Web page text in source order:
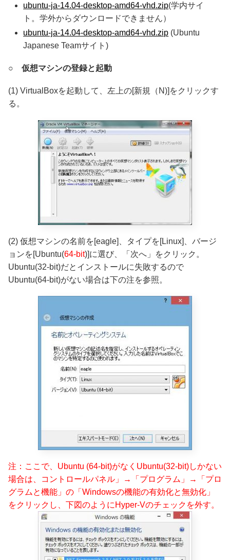
ubuntu-ja-14.04-desktop-amd64-vhd.zip(学内サイ
ト。学外からダウンロードできません）
ubuntu-ja-14.04-desktop-amd64-vhd.zip (Ubuntu
Japanese Teamサイト)
○ 仮想マシンの登録と起動
(1) VirtualBoxを起動して、左上の[新規（N)]をクリックす
る。
(2) 仮想マシンの名前を[eagle]、タイプを[Linux]、バージ
ョンを[Ubuntu(64-bit)]に選び、「次へ」をクリック。
Ubuntu(32-bit)だとインストールに失敗するので
Ubuntu(64-bit)がない場合は下の注を参照。
注：ここで、Ubuntu (64-bit)がなくUbuntu(32-bit)しかない
場合は、コントロールパネル」→「プログラム」→「プロ
グラムと機能」の「Windowsの機能の有効化と無効化」
をクリックし、下図のようにHyper-Vのチェックを外す。